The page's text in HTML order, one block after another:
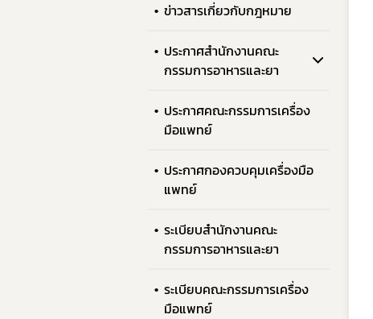
ข่าวสารเกี่ยวกับกฎหมาย
ประกาศสำนักงานคณะ
กรรมการอาหารและยา
ประกาศคณะกรรมการเครื่อง
มือแพทย์
ประกาศกองควบคุมเครื่องมือ
แพทย์
ระเบียบสำนักงานคณะ
กรรมการอาหารและยา
ระเบียบคณะกรรมการเครื่อง
มือแพทย์